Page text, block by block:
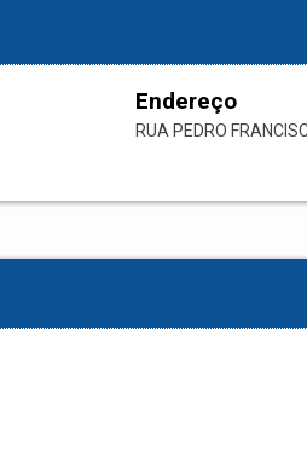
Endereço
RUA PEDRO